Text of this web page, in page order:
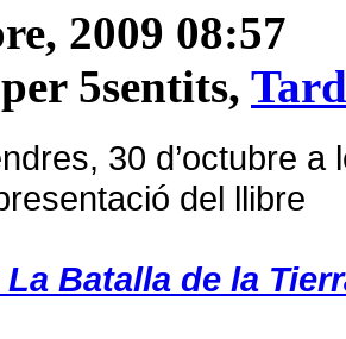
2009 08:57
5sentits,
30 d’octubre a
del llibre
Batalla de la